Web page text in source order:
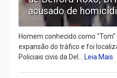
acusado de
Homem conhecido como
expansão do tráfico e foi
Policiais civis da Del... Leia Mais